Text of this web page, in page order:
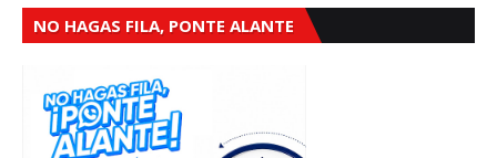
NO HAGAS FILA, PONTE ALANTE